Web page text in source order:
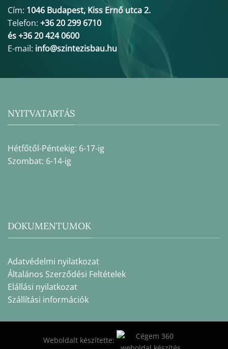
Cím: 1046 Budapest, Kiss Ernő utca 2.
Telefon: +36 20 299 6710
és +36 20 424 0600
E-mail: info@szintezisbau.hu
NYITVATARTÁS
Hétfőtől-Péntekig: 6-17-ig
Szombat: 6-14-ig
DOKUMENTUMOK
Adatvédelmi nyilatkozat
Általános Szerződési Feltételek
Elállási nyilatkozat
Szállítási információk
Weboldalt készítette: